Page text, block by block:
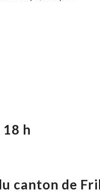
h
canton de